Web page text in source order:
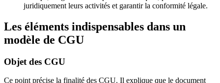
juridiquement leurs activités et garantir la conformité légale.
Les éléments indispensables dans un
modèle de CGU
Objet des CGU
Ce point précise la finalité des CGU. Il explique que le document